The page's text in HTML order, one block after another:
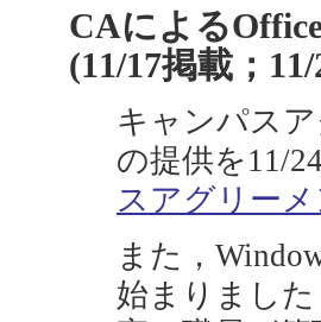
CAによる
(11/17掲載；
キャンパス
の提供を11/
スアグリー
また，
始まりまし